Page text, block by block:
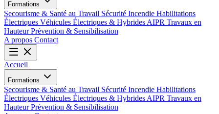
Formations
Secourisme & Santé au Travail Sécurité Incendie Habilitations
Électriques Véhicules Électriques & Hybrides AIPR Travaux en
HauteurPrévention & Sensibilisation
A propos Contact
Accueil
Formations
Secourisme & Santé au Travail Sécurité Incendie Habilitations
Électriques Véhicules Électriques & Hybrides AIPR Travaux en
HauteurPrévention & Sensibilisation